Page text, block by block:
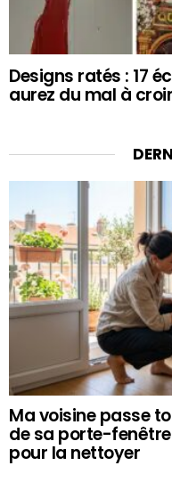
Designs ratés : 17
aurez du mal à
Ma voisine passe
de sa porte-
pour la nettoyer